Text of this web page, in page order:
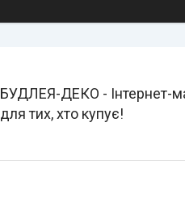
БУДЛЕЯ-ДЕКО - Інтернет-
для тих, хто купує!